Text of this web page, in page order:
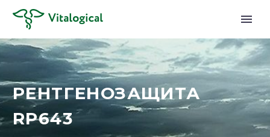
РЕНТГЕНОЗАЩИТА
RP643